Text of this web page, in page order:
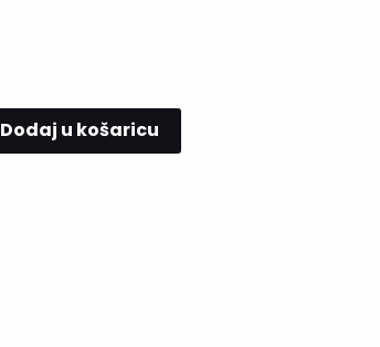
Dodaj u košaricu